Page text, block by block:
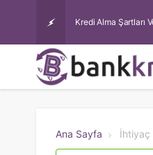
Enparacom
Ana Sayfa İhtiyaç